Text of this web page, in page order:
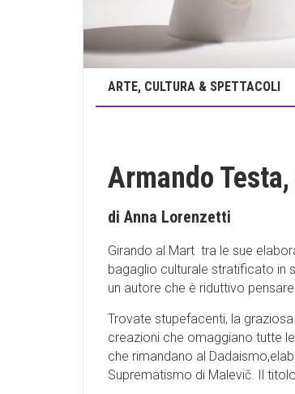
ARTE, CULTURA & SPETTACOLI
Armando
di Anna Lorenzetti
Girando al Mart tra le sue
bagaglio culturale stratificato in
un autore che è riduttivo
Trovate stupefacenti, la
creazioni che omaggiano tutte
che rimandano al
Suprematismo di Malevič. Il